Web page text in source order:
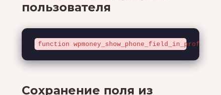
пользователя
function
Сохранение поля из